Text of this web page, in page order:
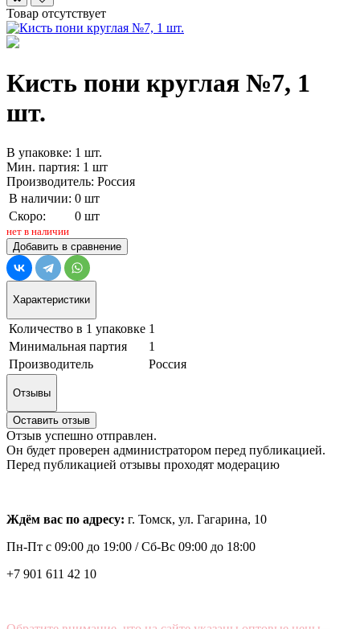
Товар отсутствует
Кисть пони круглая №7, 1
шт.
В упаковке: 1 шт.
Мин. партия: 1 шт
Производитель: Россия
В наличии: 0 шт
Скоро:
0 шт
нет в наличии
Добавить в сравнение
Характеристики
Количество в 1 упаковке 1
Минимальная партия
1
Производитель
Россия
Отзывы
Оставить отзыв
Отзыв успешно отправлен.
Он будет проверен администратором перед публикацией.
Перед публикацией отзывы проходят модерацию
Ждём вас по адресу: г. Томск, ул. Гагарина, 10
Пн-Пт с 09:00 до 19:00 /Сб-Вс 09:00 до 18:00
+7 901 611 42 10